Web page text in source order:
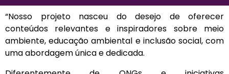
“Nosso projeto nasceu do desejo de oferecer
conteúdos relevantes e inspiradores sobre meio
ambiente, educação ambiental e inclusão social, com
uma abordagem única e dedicada.